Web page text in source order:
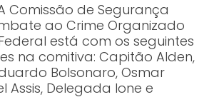
Comissão de Segurança
ao Crime Organizado
está com os seguintes
na comitiva: Capitão Alden,
Bolsonaro, Osmar
Assis, Delegada Ione e